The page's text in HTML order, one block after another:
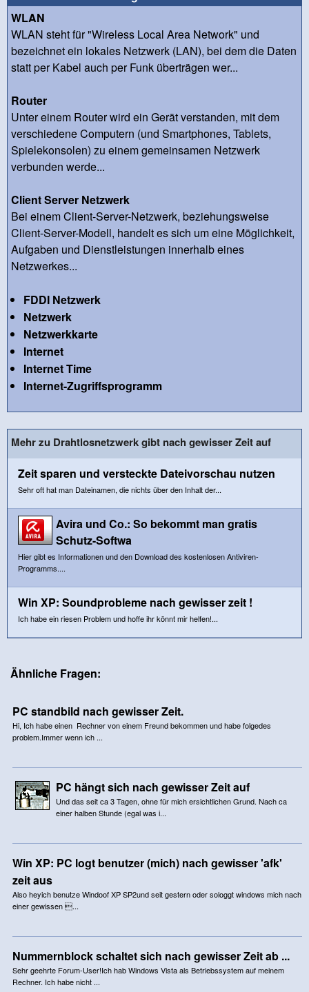
WLAN
WLAN steht für "Wireless Local Area Network" und
bezeichnet ein lokales Netzwerk (LAN), bei dem die Daten
statt per Kabel auch per Funk überträgen wer...
Router
Unter einem Router wird ein Gerät verstanden, mit dem
verschiedene Computern (und Smartphones, Tablets,
Spielekonsolen) zu einem gemeinsamen Netzwerk
verbunden werde...
Client Server Netzwerk
Bei einem Client-Server-Netzwerk, beziehungsweise
Client-Server-Modell, handelt es sich um eine Möglichkeit,
Aufgaben und Dienstleistungen innerhalb eines
Netzwerkes...
FDDI Netzwerk
Netzwerk
Netzwerkkarte
Internet
Internet Time
Internet-Zugriffsprogramm
Mehr zu Drahtlosnetzwerk gibt nach gewisser Zeit auf
Zeit sparen und versteckte Dateivorschau nutzen
Sehr oft hat man Dateinamen, die nichts über den Inhalt der...
Avira und Co.: So bekommt man gratis
Schutz-Softwa
Hier gibt es Informationen und den Download des kostenlosen Antiviren-
Programms....
Win XP: Soundprobleme nach gewisser zeit !
Ich habe ein riesen Problem und hoffe ihr könnt mir helfen!...
Ähnliche Fragen:
PC standbild nach gewisser Zeit.
Hi, Ich habe einen Rechner von einem Freund bekommen und habe folgedes
problem.Immer wenn ich ...
PC hängt sich nach gewisser Zeit auf
Und das seit ca 3 Tagen, ohne für mich ersichtlichen Grund. Nach ca
einer halben Stunde (egal was i...
Win XP: PC logt benutzer (mich) nach gewisser 'afk'
zeit aus
Also heyich benutze Windoof XP SP2und seit gestern oder sologgt windows mich nach
einer gewissen ...
Nummernblock schaltet sich nach gewisser Zeit ab ...
Sehr geehrte Forum-User!Ich hab Windows Vista als Betriebssystem auf meinem
Rechner. Ich habe nicht ...